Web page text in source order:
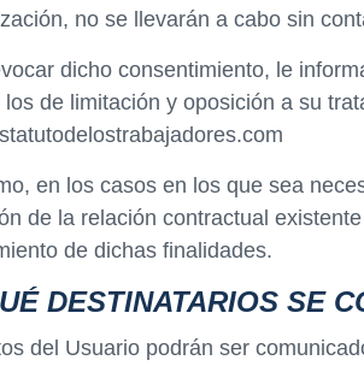
no se llevarán a cabo sin
dicho consentimiento, le
los de limitación y oposición a su
en los casos en los que sea
de la relación contractual
de dichas finalidades.
DESTINATARIOS SE
del Usuario podrán ser